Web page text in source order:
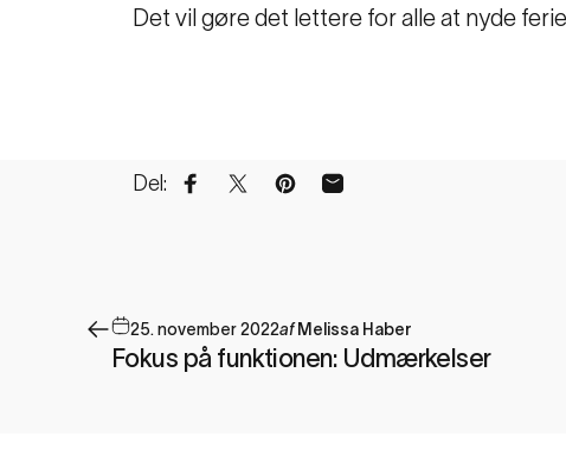
Det vil gøre det lettere for alle at nyde
Del: Del på Facebook
Del på XPin på Pinterest
Del via e-mail
25. november 2022afMelissa Haber
Fokus på funktionen: Udmærkelser